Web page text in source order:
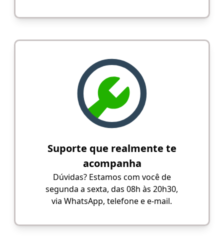
Suporte que realmente te
acompanha
Dúvidas? Estamos com você de
segunda a sexta, das 08h às 20h30,
via WhatsApp, telefone e e-mail.